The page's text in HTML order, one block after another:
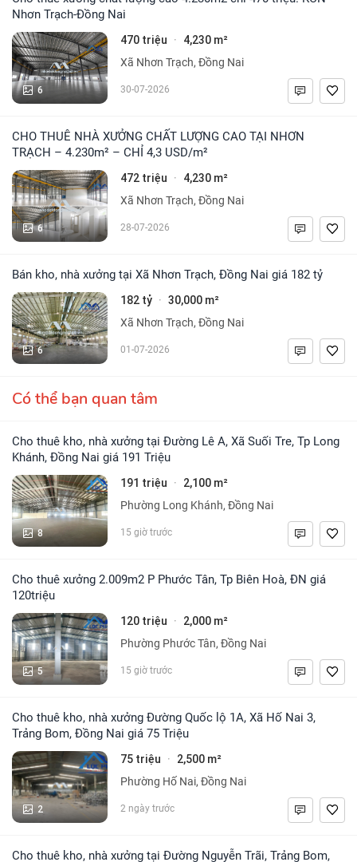
Nhơn Trạch-Đồng Nai
6
470 triệu · 4,230 m²
Xã Nhơn Trạch, Đồng Nai
30-07-2026
CHO THUÊ NHÀ XƯỞNG CHẤT LƯỢNG CAO TẠI NHƠN
TRẠCH – 4.230m² – CHỈ 4,3 USD/m²
6
472 triệu · 4,230 m²
Xã Nhơn Trạch, Đồng Nai
28-07-2026
Bán kho, nhà xưởng tại Xã Nhơn Trạch, Đồng Nai giá 182 tỷ
6
182 tỷ · 30,000 m²
Xã Nhơn Trạch, Đồng Nai
01-07-2026
Có thể bạn quan tâm
Cho thuê kho, nhà xưởng tại Đường Lê A, Xã Suối Tre, Tp Long
Khánh, Đồng Nai giá 191 Triệu
8
191 triệu · 2,100 m²
Phường Long Khánh, Đồng Nai
15 giờ trước
Cho thuê xưởng 2.009m2 P Phước Tân, Tp Biên Hoà, ĐN giá
120triệu
5
120 triệu · 2,000 m²
Phường Phước Tân, Đồng Nai
15 giờ trước
Cho thuê kho, nhà xưởng Đường Quốc lộ 1A, Xã Hố Nai 3,
Trảng Bom, Đồng Nai giá 75 Triệu
2
75 triệu · 2,500 m²
Phường Hố Nai, Đồng Nai
2 ngày trước
Cho thuê kho, nhà xưởng tại Đường Nguyễn Trãi, Trảng Bom,